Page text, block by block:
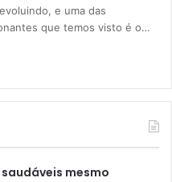
e uma das
que temos visto é o…
mesmo